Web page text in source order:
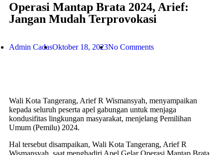
Operasi Mantap Brata 2024, Arief:
Jangan Mudah Terprovokasi
Admin CadasOktober 18, 2023No Comments
Wali Kota Tangerang, Arief R Wismansyah, menyampaikan
kepada seluruh peserta apel gabungan untuk menjaga
kondusifitas lingkungan masyarakat, menjelang Pemilihan
Umum (Pemilu) 2024.
Hal tersebut disampaikan, Wali Kota Tangerang, Arief R
Wismansyah, saat menghadiri Apel Gelar Operasi Mantap Brata